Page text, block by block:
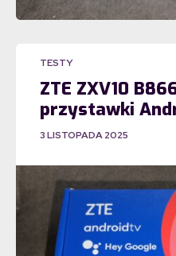
TESTY
ZTE ZXV10
przystawki
3 LISTOPADA 2025